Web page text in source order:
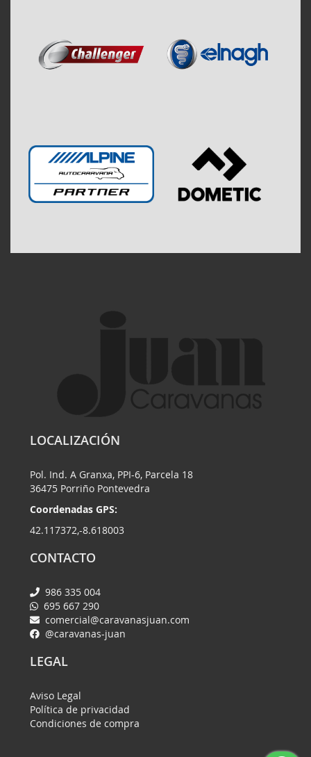
LOCALIZACIÓN
Pol. Ind. A Granxa, PPI-6, Parcela 18
36475 Porriño Pontevedra
Coordenadas GPS:
42.117372,-8.618003
CONTACTO
986 335 004
695 667 290
comercial@caravanasjuan.com
@caravanas-juan
LEGAL
Aviso Legal
Política de privacidad
Condiciones de compra